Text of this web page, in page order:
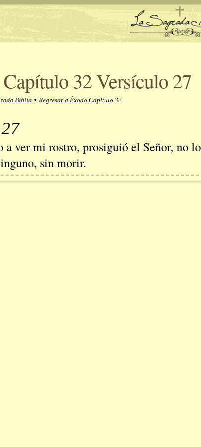
32 Versículo 27
Biblia • Regresar a Éxodo Capítulo 32
a ver mi rostro, prosiguió el Señor, no
sin morir.